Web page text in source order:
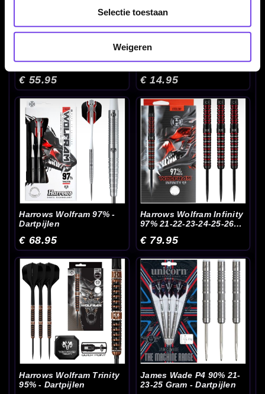
Selectie toestaan
Weigeren
23-25 Gram - Dartpijlen
€ 55.95
Brass - Dartpijlen
€ 14.95
Harrows Wolfram 97% -
Dartpijlen
€ 68.95
Harrows Wolfram Infinity
97% 21-22-23-24-25-26
€ 79.95
Harrows Wolfram Trinity
95% - Dartpijlen
James Wade P4 90% 21-
23-25 Gram - Dartpijlen